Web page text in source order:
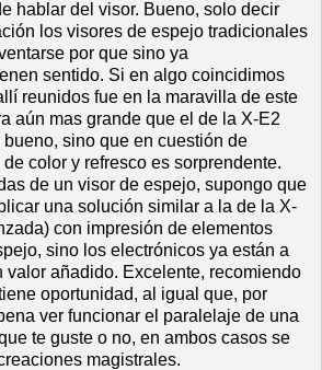
hablar del visor. Bueno, solo decir
los visores de espejo tradicionales
por que sino ya
sentido. Si en algo coincidimos
reunidos fue en la maravilla de este
aún mas grande que el de la X-E2
sino que en cuestión de
color y refresco es sorprendente.
de un visor de espejo, supongo que
una solución similar a la de la X-
con impresión de elementos
sino los electrónicos ya están a
valor añadido. Excelente, recomiendo
oportunidad, al igual que, por
ver funcionar el paralelaje de una
te guste o no, en ambos casos se
magistrales.